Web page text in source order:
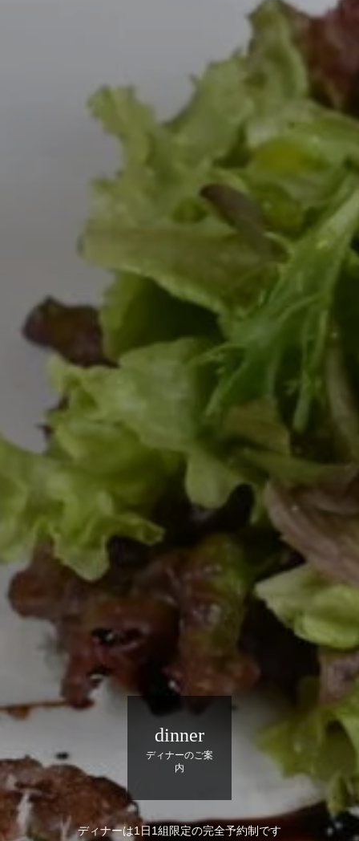
dinner
ディナーのご案
内
ディナーは1日1組限定の完全予約制です